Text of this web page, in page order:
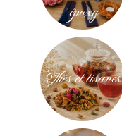
époxy
Thés et tisanes